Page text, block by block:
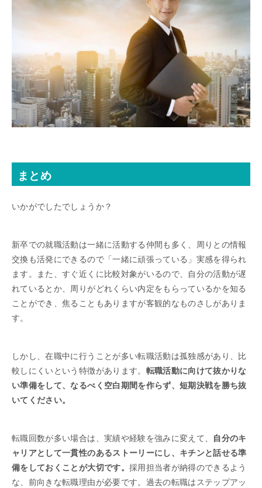
まとめ
いかがでしたでしょうか？
新卒での就職活動は一緒に活動する仲間も多く、周りとの情報
交換も活発にできるので「一緒に頑張っている」実感を得られ
ます。また、すぐ近くに比較対象がいるので、自分の活動が遅
れているとか、周りがどれくらい内定をもらっているかを知る
ことができ、焦ることもありますが客観的なものさしがありま
す。
しかし、在職中に行うことが多い転職活動は孤独感があり、比
較しにくいという特徴があります。 転職活動に向けて抜かりな
い準備をして、なるべく空白期間を作らず、短期決戦を勝ち抜
いてください。
転職回数が多い場合は、実績や経験を強みに変えて、 自分のキ
ャリアとして一貫性のあるストーリーにし、キチンと話せる準
備をしておくことが大切です。 採用担当者が納得のできるよう
な、前向きな転職理由が必要です。過去の転職はステップアッ